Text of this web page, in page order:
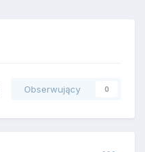
Obserwujący 0